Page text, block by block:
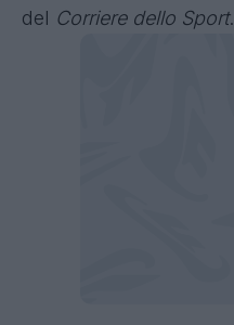
del Corriere dello Sport.